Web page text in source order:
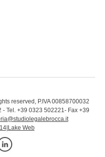
reserved, P.IVA 00858700032
Tel. +39 0323 502221- Fax +39
Web